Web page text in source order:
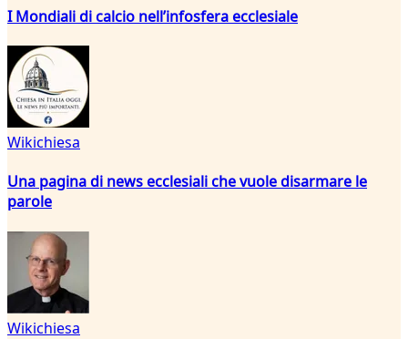
I Mondiali di calcio nell’infosfera ecclesiale
Wikichiesa
Una pagina di news ecclesiali che vuole disarmare le
parole
Wikichiesa